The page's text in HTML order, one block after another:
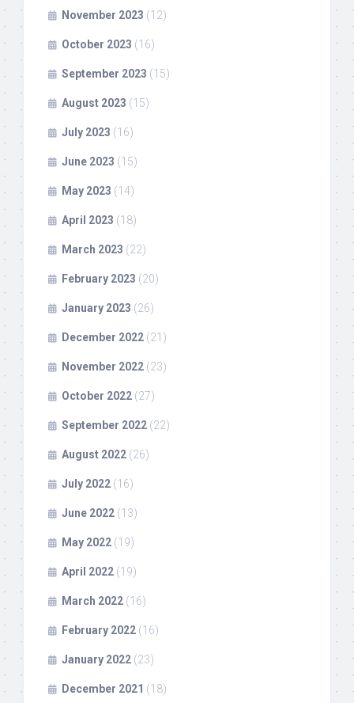
November 2023 (12)
October 2023 (16)
September 2023 (15)
August 2023 (15)
July 2023 (16)
June 2023 (15)
May 2023 (14)
April 2023 (18)
March 2023 (22)
February 2023 (20)
January 2023 (26)
December 2022 (21)
November 2022 (23)
October 2022 (27)
September 2022 (22)
August 2022 (26)
July 2022 (16)
June 2022 (13)
May 2022 (19)
April 2022 (19)
March 2022 (16)
February 2022 (16)
January 2022 (23)
December 2021 (18)